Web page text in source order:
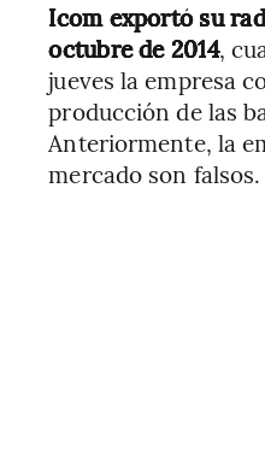
Icom exportó su
octubre de 2014,
jueves la empresa
producción de las
Anteriormente, la
mercado son falsos.